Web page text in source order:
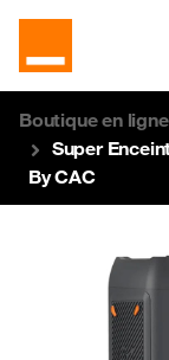
Boutique en ligne
Super
By CAC